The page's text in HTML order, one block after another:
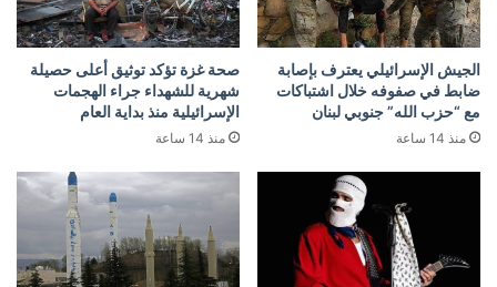
الجيش الإسرائيلي يعترف بإصابة
ضابط في صفوفه خلال اشتباكات
مع “حزب الله” جنوبي لبنان
منذ 14 ساعة
صحة غزة تؤكد توثيق أعلى حصيلة
شهرية للشهداء جراء الهجمات
الإسرائيلية منذ بداية العام
منذ 14 ساعة